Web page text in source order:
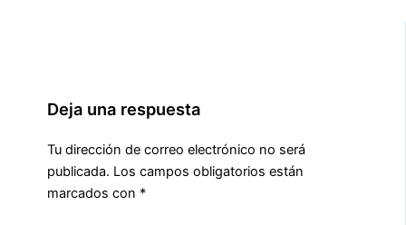
Deja una respuesta
Tu dirección de correo electrónico no será
publicada. Los campos obligatorios están
marcados con *